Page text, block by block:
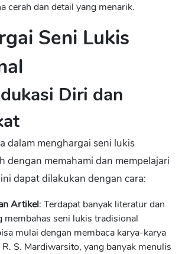
cerah dan detail yang menarik.
Seni Lukis
Diri dan
dalam menghargai seni lukis
dengan memahami dan mempelajari
dapat dilakukan dengan cara:
Artikel: Terdapat banyak literatur dan
membahas seni lukis tradisional
mulai dengan membaca karya-karya
S. Mardiwarsito, yang banyak menulis